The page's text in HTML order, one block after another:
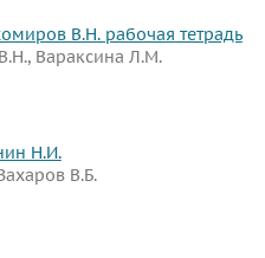
В.Н. рабочая тетрадь
Вараксина Л.М.
Н.И.
В.Б.